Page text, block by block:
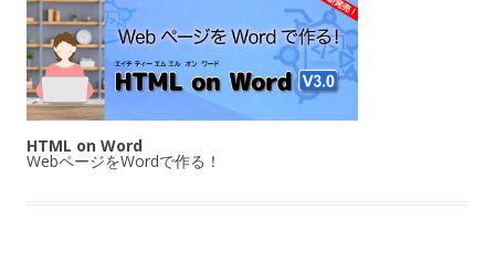
HTML on Word
WebページをWordで作る！